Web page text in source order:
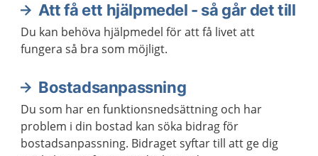
Att få ett hjälpmedel - så går det till
Du kan behöva hjälpmedel för att få livet att
fungera så bra som möjligt.
Bostadsanpassning
Du som har en funktionsnedsättning och har
problem i din bostad kan söka bidrag för
bostadsanpassning. Bidraget syftar till att ge dig